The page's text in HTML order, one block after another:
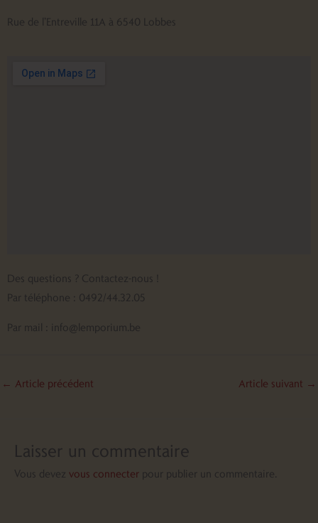
Rue de l’Entreville 11A à 6540 Lobbes
Des questions ? Contactez-nous !
Par téléphone : 0492/44.32.05
Par mail : info@lemporium.be
← Article précédent Article suivant →
Laisser un commentaire
Vous devez vous connecter pour publier un commentaire.